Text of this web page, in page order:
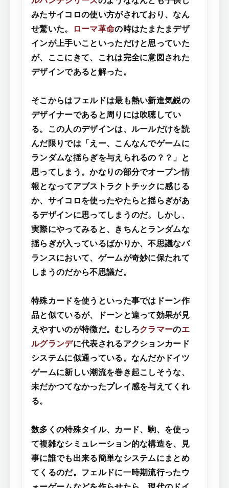
みたサイコロの使い方がされており、なん
せ驚いた。
ローマ革命の時はたまたまデザ
インが上手いこといっただけと思っていた
が、ここにきて、これは完全に意図された
デザインであると解った。
そこからはフェルドは最も熱い新進気鋭の
デザイナーであると周りには吹聴してい
る。この人のデザインは、ルールだけを読
んだ限りでは「えー、こんなんでゲームに
ランダムな揺らぎを与えられるの？？」と
思ってしまう。かなりの部分でオープン情
報となってアブストラクトチックに感じる
か、サイコロを使ったやたらと揺らぎがあ
るデザインに思ってしまうのだ。しかし、
実際にやってみると、きちんとランダムな
揺らぎが入っているばかりか、不思議なバ
ランスにおいて、ゲームが奇妙に保たれて
しまうのだから不思議だ。
特殊カードを使うといった事ではドーン作
品と似ているが、ドーンと違って効果が見
えやすいのが特徴だ。むしろクラマーのエ
ルグランデに代表されるアクションカード
システムに似通っている。なんだかドイツ
ゲームに新しい潮流を巻き起こしそうな、
未だかつてなかったプレイ感を与えてくれ
る。
数多くの特殊タイル、カード、駒、を使っ
て複雑なシミュレーション的な構造を、見
事に誰でも出来る簡単なシステムにまとめ
てくるのだ。フェルドに一時期流行ったウ